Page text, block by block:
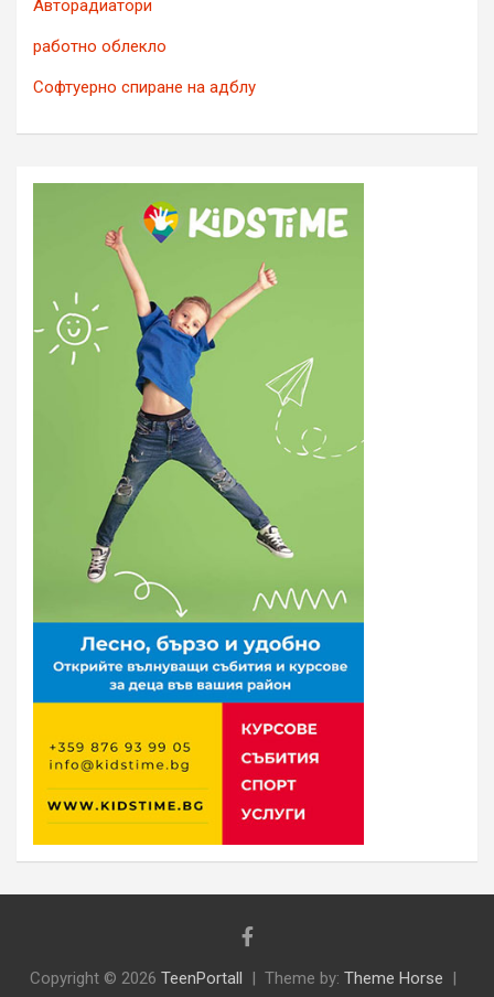
Авторадиатори
работно облекло
Софтуерно спиране на адблу
Copyright © 2026 TeenPortall Theme by: Theme Horse